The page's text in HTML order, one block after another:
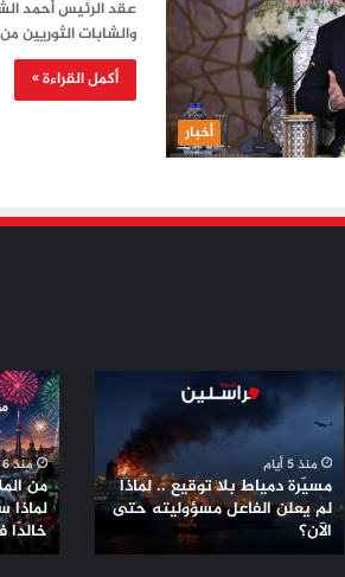
أخبار
عقد الرئيس أحمد
والشابات
أكمل القراءة »
مسيّرة
دمياط
بلا
توقيع
لماذا
لم
يعلن
منذ 5 أيام
مسيّرة دمياط بلا توقيع .. لماذا
لم يعلن الفاعل مسؤوليته حتى
الآن؟
من
الملاعب
إلى
ذاكرة
لماذا
سيبقى
مونديال
منذ 6 أيام
من
خالدًا